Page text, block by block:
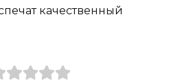
качественный